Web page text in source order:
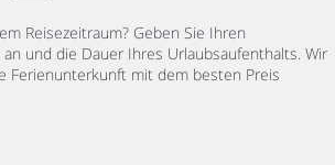
Reisezeitraum? Geben Sie Ihren
und die Dauer Ihres Urlaubsaufenthalts. Wir
Ferienunterkunft mit dem besten Preis